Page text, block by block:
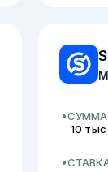
СУММА
10